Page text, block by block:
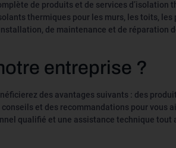
de produits et de services d’isolation
thermiques pour les murs, les toits,
de maintenance et de réparation
entreprise ?
des avantages suivants : des
et des recommandations pour vous
qualifié et une assistance technique tout